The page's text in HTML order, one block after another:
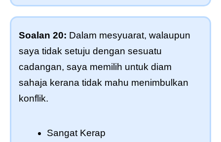
Soalan 20: Dalam mesyuarat, walaupun
saya tidak setuju dengan sesuatu
cadangan, saya memilih untuk diam
sahaja kerana tidak mahu menimbulkan
konflik.
Sangat Kerap